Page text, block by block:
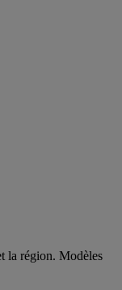
la région. Modèles